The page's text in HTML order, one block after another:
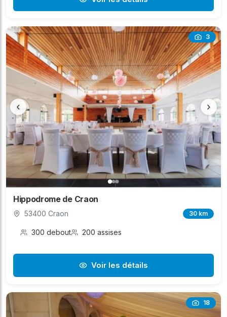
3
‹ ›
Hippodrome de Craon
53400 Craon 30 km
300 debout 200 assises
Voir les détails
18